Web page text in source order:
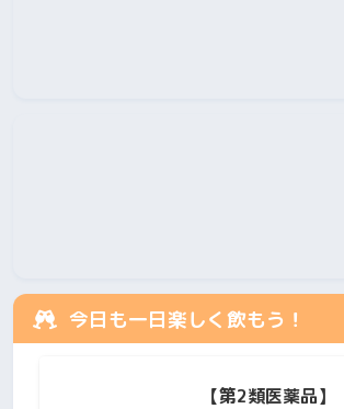
今日も一日楽しく飲もう！
【第2類医薬品】